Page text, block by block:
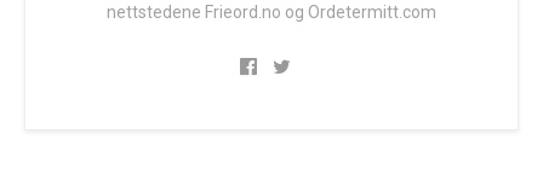
nettstedene Frieord.no og Ordetermitt.com